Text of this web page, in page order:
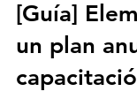
15 may 2020
[Guía]